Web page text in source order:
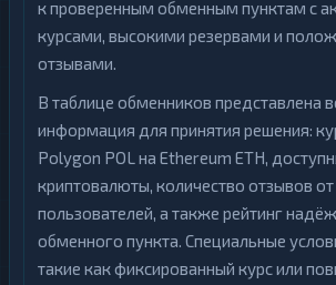
к проверенным обменным пунктам с
курсами, высокими резервами и
отзывами.
В таблице обменников представлена
информация для принятия решения:
Polygon POL на Ethereum ETH,
криптовалюты, количество отзывов
пользователей, а также рейтинг
обменного пункта. Специальные
такие как фиксированный курс или